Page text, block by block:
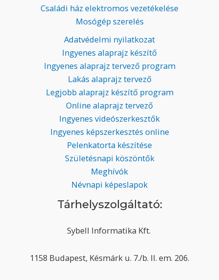
Családi ház elektromos vezetékelése
Mosógép szerelés
Adatvédelmi nyilatkozat
Ingyenes alaprajz készítő
Ingyenes alaprajz tervező program
Lakás alaprajz tervező
Legjobb alaprajz készítő program
Online alaprajz tervező
Ingyenes videószerkesztők
Ingyenes képszerkesztés online
Pelenkatorta készítése
Születésnapi köszöntők
Meghívók
Névnapi képeslapok
Tárhelyszolgáltató:
Sybell Informatika Kft.
1158 Budapest, Késmárk u. 7./b. II. em. 206.